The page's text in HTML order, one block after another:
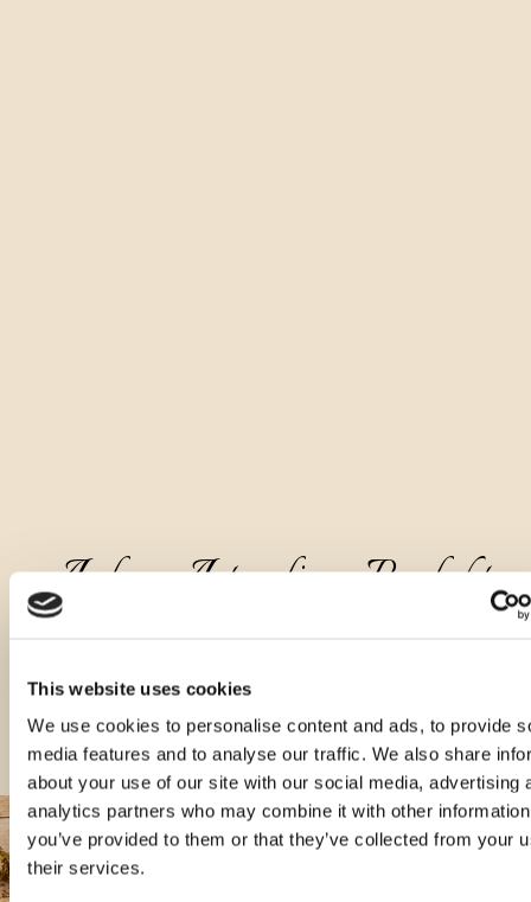
This website uses cookies
We use cookies to personalise content and ads, to provide
media features and to analyse our traffic. We also share
about your use of our site with our social media, advertising
analytics partners who may combine it with other
you’ve provided to them or that they’ve collected from your
their services.
Andere Arten dieses Produkts